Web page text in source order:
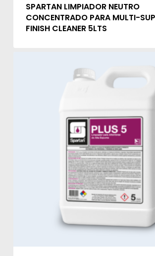
SPARTAN LIMPIADOR NEUTRO
CONCENTRADO PARA MULTI-
FINISH CLEANER 5LTS